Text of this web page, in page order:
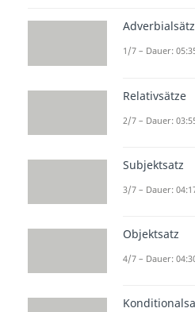
Übung 1:
und Futur 2
Ich
Futur
„Ich
Futur 2:
„Ich
1/7 – Dauer:
Relativsätze
2/7 – Dauer:
Subjektsatz
3/7 – Dauer:
Objektsatz
4/7 – Dauer: